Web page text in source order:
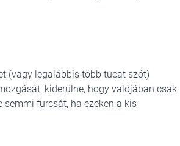
(vagy legalábbis több tucat szót)
kiderülne, hogy valójában csak
semmi furcsát, ha ezeken a kis